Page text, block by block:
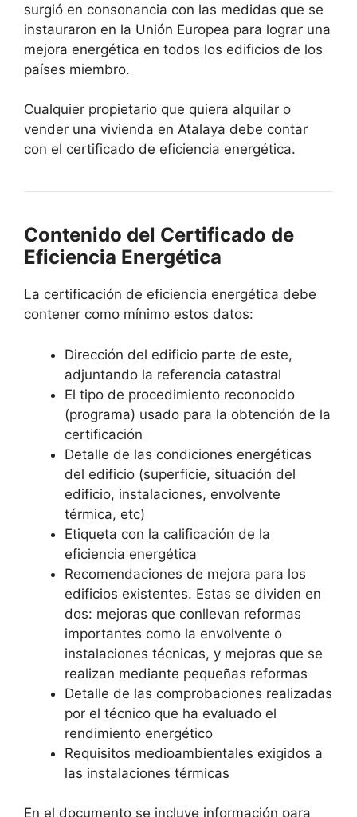
surgió en consonancia con las medidas que se
instauraron en la Unión Europea para lograr una
mejora energética en todos los edificios de los
países miembro.
Cualquier propietario que quiera alquilar o
vender una vivienda en Atalaya debe contar
con el certificado de eficiencia energética.
Contenido del Certificado de
Eficiencia Energética
La certificación de eficiencia energética debe
contener como mínimo estos datos:
Dirección del edificio parte de este,
adjuntando la referencia catastral
El tipo de procedimiento reconocido
(programa) usado para la obtención de la
certificación
Detalle de las condiciones energéticas
del edificio (superficie, situación del
edificio, instalaciones, envolvente
térmica, etc)
Etiqueta con la calificación de la
eficiencia energética
Recomendaciones de mejora para los
edificios existentes. Estas se dividen en
dos: mejoras que conllevan reformas
importantes como la envolvente o
instalaciones técnicas, y mejoras que se
realizan mediante pequeñas reformas
Detalle de las comprobaciones realizadas
por el técnico que ha evaluado el
rendimiento energético
Requisitos medioambientales exigidos a
las instalaciones térmicas
En el documento se incluye información para